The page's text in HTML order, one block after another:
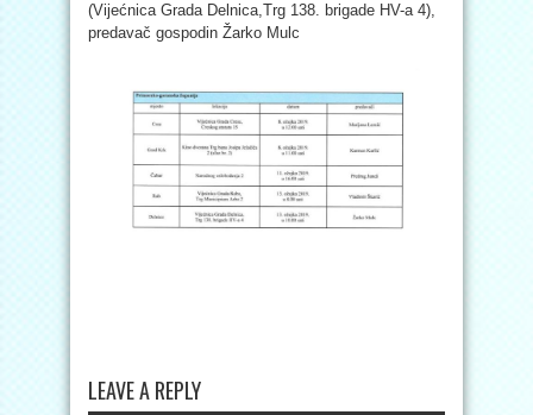
(Vijećnica Grada Delnica,Trg 138. brigade HV-a 4),
predavač gospodin Žarko Mulc
LEAVE A REPLY